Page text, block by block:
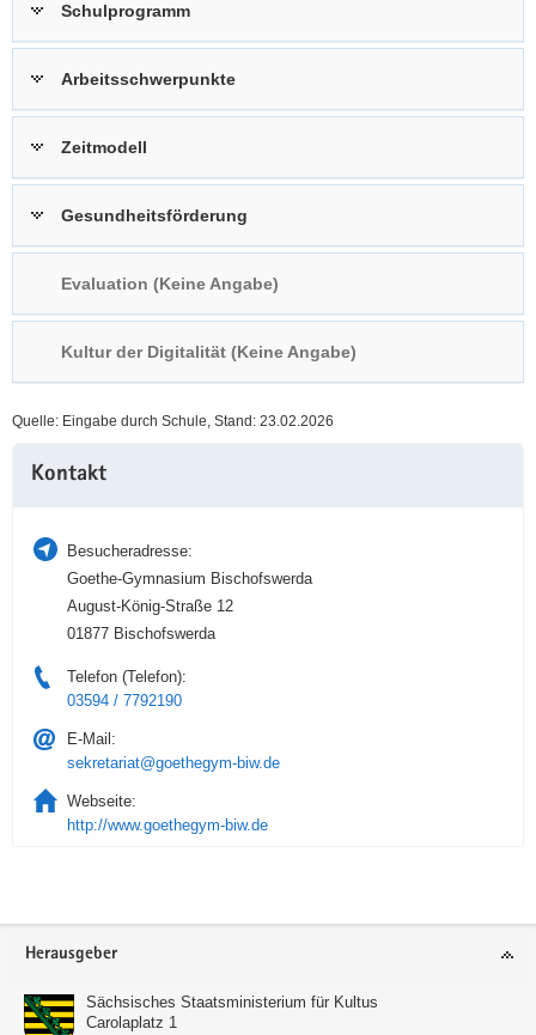
i
g
o
n
Schulprogramm
Arbeitsschwerpunkte
Zeitmodell
Gesundheitsförderung
Evaluation (Keine Angabe)
Kultur der Digitalität (Keine Angabe)
Quelle: Eingabe durch Schule, Stand: 23.02.2026
Information
Kontakt
Besucheradresse:
Goethe-Gymnasium Bischofswerda
August-König-Straße 12
01877 Bischofswerda
Telefon (Telefon):
03594 / 7792190
E-Mail:
sekretariat@goethegym-biw.de
Webseite:
http://www.goethegym-biw.de
Service
Herausgeber
Sächsisches Staatsministerium für Kultus
Carolaplatz 1